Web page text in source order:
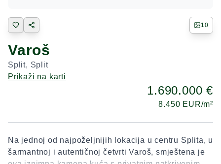
10
Varoš
Split, Split
Prikaži na karti
1.690.000 €
8.450 EUR/m²
Na jednoj od najpoželjnijih lokacija u centru Splita, u
šarmantnoj i autentičnoj četvrti Varoš, smještena je